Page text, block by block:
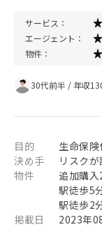
サービス：
エージェント：
物件：
30代前半 / 年収
目的
生命保
決め手
リスク
物件
追加購入
駅徒歩5
駅徒歩2
掲載日
2023年